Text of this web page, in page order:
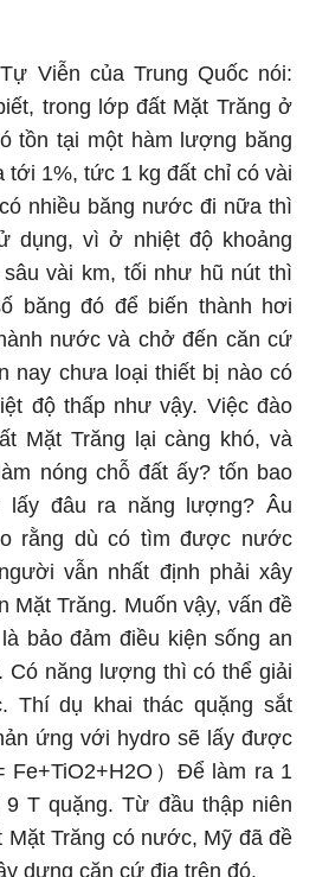
Viễn của Trung Quốc nói:
trong lớp đất Mặt Trăng ở
tồn tại một hàm lượng băng
1%, tức 1 kg đất chỉ có vài
nhiều băng nước đi nữa thì
dụng, vì ở nhiệt độ khoảng
vài km, tối như hũ nút thì
băng đó để biến thành hơi
nước và chở đến căn cứ
nay chưa loại thiết bị nào có
độ thấp như vậy. Việc đào
Mặt Trăng lại càng khó, và
nóng chỗ đất ấy? tốn bao
lấy đâu ra năng lượng? Âu
rằng dù có tìm được nước
vẫn nhất định phải xây
Mặt Trăng. Muốn vậy, vấn đề
bảo đảm điều kiện sống an
Có năng lượng thì có thể giải
Thí dụ khai thác quặng sắt
ứng với hydro sẽ lấy được
Fe+TiO2+H2O）Để làm ra 1
T quặng. Từ đầu thập niên
Mặt Trăng có nước, Mỹ đã đề
dựng căn cứ địa trên đó.